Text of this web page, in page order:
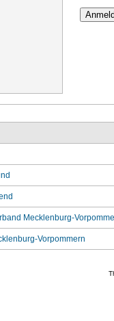
Mecklenburg-
Vorpommern